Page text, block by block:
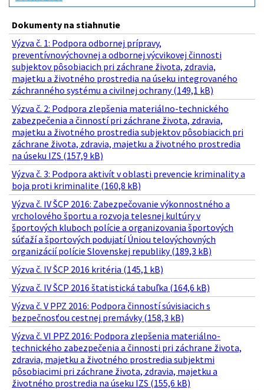
Dokumenty na stiahnutie
Výzva č. 1: Podpora odbornej prípravy,
preventívnovýchovnej a odbornej výcvikovej činnosti
subjektov pôsobiacich pri záchrane života, zdravia,
majetku a životného prostredia na úseku integrovaného
záchranného systému a civilnej ochrany (149,1 kB)
Výzva č. 2: Podpora zlepšenia materiálno-technického
zabezpečenia a činností pri záchrane života, zdravia,
majetku a životného prostredia subjektov pôsobiacich pri
záchrane života, zdravia, majetku a životného prostredia
na úseku IZS (157,9 kB)
Výzva č. 3: Podpora aktivít v oblasti prevencie kriminality a
boja proti kriminalite (160,8 kB)
Výzva č. IV ŠCP 2016: Zabezpečovanie výkonnostného a
vrcholového športu a rozvoja telesnej kultúry v
športových kluboch polície a organizovania športových
súťaží a športových podujatí Úniou telovýchovných
organizácií polície Slovenskej republiky (189,3 kB)
Výzva č. IV ŠCP 2016 kritéria (145,1 kB)
Výzva č. IV ŠCP 2016 štatistická tabuľka (164,6 kB)
Výzva č. V PPZ 2016: Podpora činností súvisiacich s
bezpečnosťou cestnej premávky (158,3 kB)
Výzva č. VI PPZ 2016: Podpora zlepšenia materiálno-
technického zabezpečenia a činnosti pri záchrane života,
zdravia, majetku a životného prostredia subjektmi
pôsobiacimi pri záchrane života, zdravia, majetku a
životného prostredia na úseku IZS (155,6 kB)